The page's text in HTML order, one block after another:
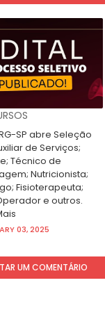
SP abre Seleção
de Serviços;
Técnico de
Nutricionista;
Fisioterapeuta;
e outros.
03, 2025
UM COMENTÁRIO